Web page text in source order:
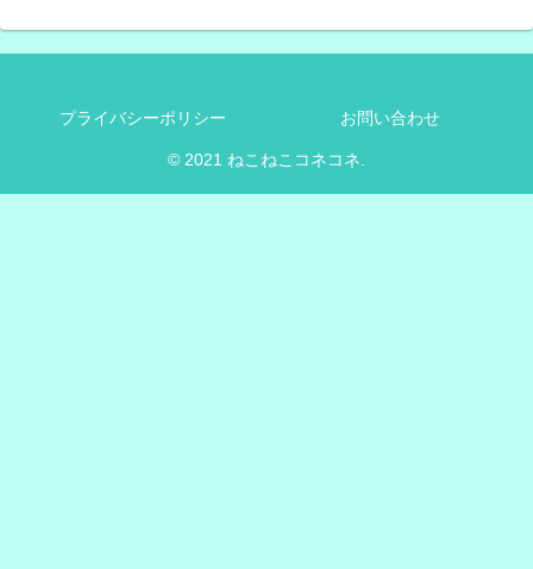
プライバシーポリシー お問い合わせ
© 2021 ねこねこコネコネ.